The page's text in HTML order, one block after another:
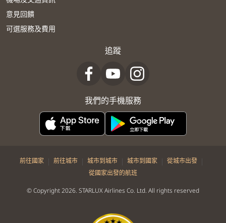
意見回饋
可選服務及費用
追蹤
我們的手機服務
前往國家 | 前往城市 | 城市到城市 | 城市到國家 | 從城市出發 |
從國家出發的航班
© Copyright 2026. STARLUX Airlines Co. Ltd. All rights reserved